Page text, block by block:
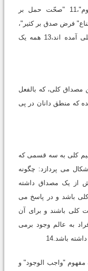
بر کثیر"، "صلاحیت اشتراک کثیر در مفهوم"،11 "صحّت حمل بر
امتناع" فرض صدق بر کثیر"،
و "احتمال شرکت در کثیر" که در تعریف کلی آمده اند،13 همه یک
کلی، که بالفعل
که منطق دانان در پی
کلی به سه قسمی که
می پردازد: چگونه
از یک مصداق داشته
کلی باشد و در پاسخ می
کلی باشند و برای آن
به عالم وجود برمی
باشد.14
مفهوم "واجب الوجود" و